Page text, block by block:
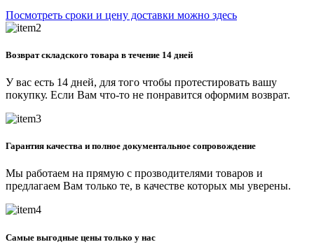
Посмотреть сроки и цену доставки можно здесь
Возврат складского товара в течение 14 дней
У вас есть 14 дней, для того чтобы протестировать вашу
покупку. Если Вам что-то не понравится оформим возврат.
Гарантия качества и полное документальное сопровождение
Мы работаем на прямую с прозводителями товаров и
предлагаем Вам только те, в качестве которых мы уверены.
Самые выгодные цены только у нас